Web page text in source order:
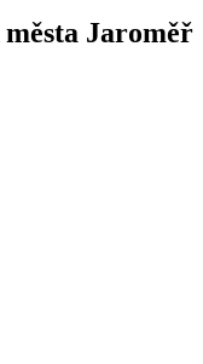
města Jaroměř